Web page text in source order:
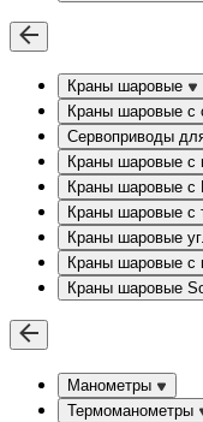
Краны шаровые
Краны шаровые с
Сервоприводы
Краны шаровые с
Краны шаровые с
Краны шаровые с
Краны шаровые
Краны шаровые c
Краны шаровые
Манометры
Термоманометры